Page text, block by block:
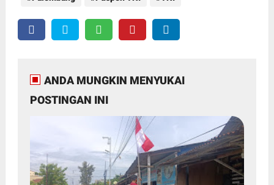
ANDA MUNGKIN MENYUKAI
POSTINGAN INI